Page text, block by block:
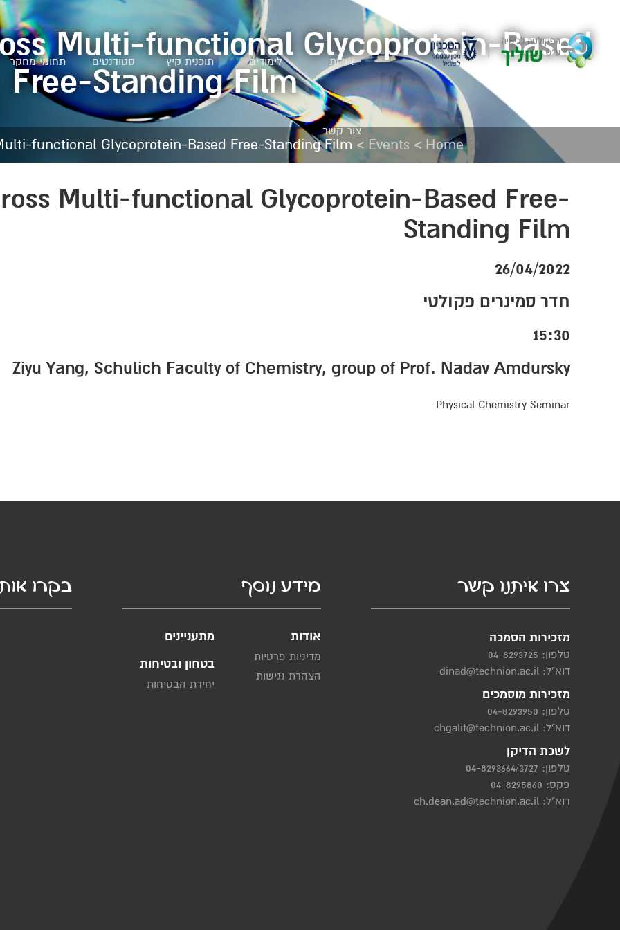
אודות לימודים תוכנית קיץ סטודנטים תחומי מחקר
צור קשר
Multi-functional Glycoprotein-Based
Free-Standing Film
Home
>
Events
>
functional Glycoprotein-Based Free-Standing Film
Multi-functional Glycoprotein-Based Free-
Standing Film
26/04/2022
חדר סמינרים פקולטי
15:30
Ziyu Yang, Schulich Faculty of Chemistry, group of Prof. Nadav Amdursky
Physical Chemistry Seminar
צרו איתנו קשר
מזכירות הסמכה
טלפון: 04-8293725
דוא"ל: dinad@technion.ac.il
מזכירות מוסמכים
טלפון: 04-8293950
דוא"ל: chgalit@technion.ac.il
לשכת הדיקן
טלפון: 04-8293664/3727
פקס: 04-8295860
דוא"ל: ch.dean.ad@technion.ac.il
מידע נוסף
אודות
מדיניות פרטיות
הצהרת נגישות
מתעניינים
בטחון ובטיחות
יחידת הבטיחות
בקרו